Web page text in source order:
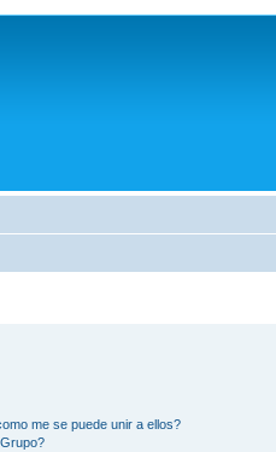
me se puede unir a ellos?